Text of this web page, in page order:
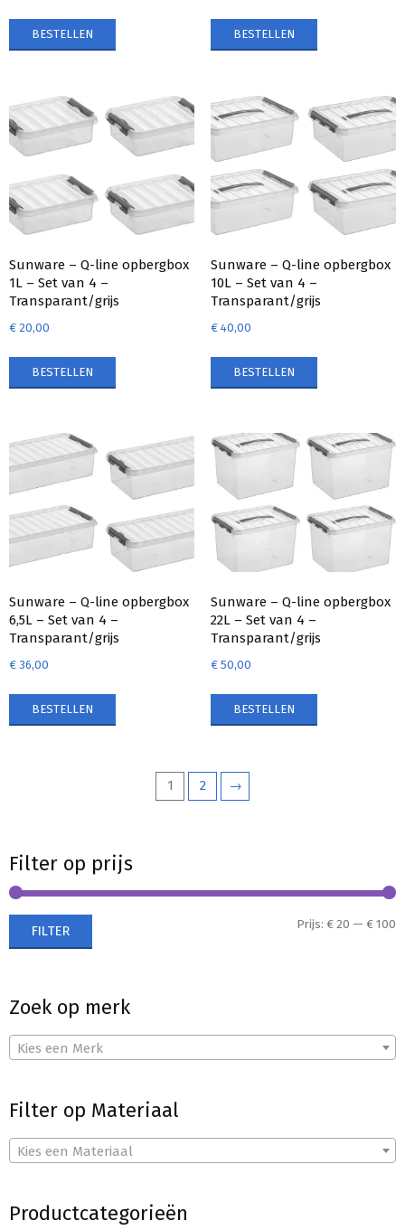
BESTELLEN BESTELLEN
Sunware – Q-line opbergbox
1L – Set van 4 –
Transparant/grijs
€ 20,00
BESTELLEN
Sunware – Q-line opbergbox
10L – Set van 4 –
Transparant/grijs
€40,00
BESTELLEN
Sunware – Q-line opbergbox
6,5L – Set van 4 –
Transparant/grijs
€ 36,00
BESTELLEN
Sunware – Q-line opbergbox
22L – Set van 4 –
Transparant/grijs
€50,00
BESTELLEN
1 2 →
Filter op prijs
FILTER Prijs: € 20 — € 100
Zoek op merk
Kies een Merk
Filter op Materiaal
Kies een Materiaal
Productcategorieën